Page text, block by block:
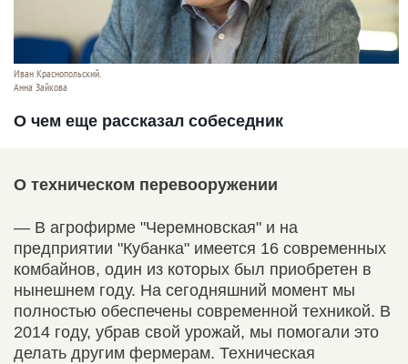
Иван Краснопольский.
Анна Зайкова
О чем еще рассказал собеседник
О техническом перевооружении
— В агрофирме "Черемновская" и на
предприятии "Кубанка" имеется 16 современных
комбайнов, один из которых был приобретен в
нынешнем году. На сегодняшний момент мы
полностью обеспечены современной техникой. В
2014 году, убрав свой урожай, мы помогали это
делать другим фермерам. Техническая